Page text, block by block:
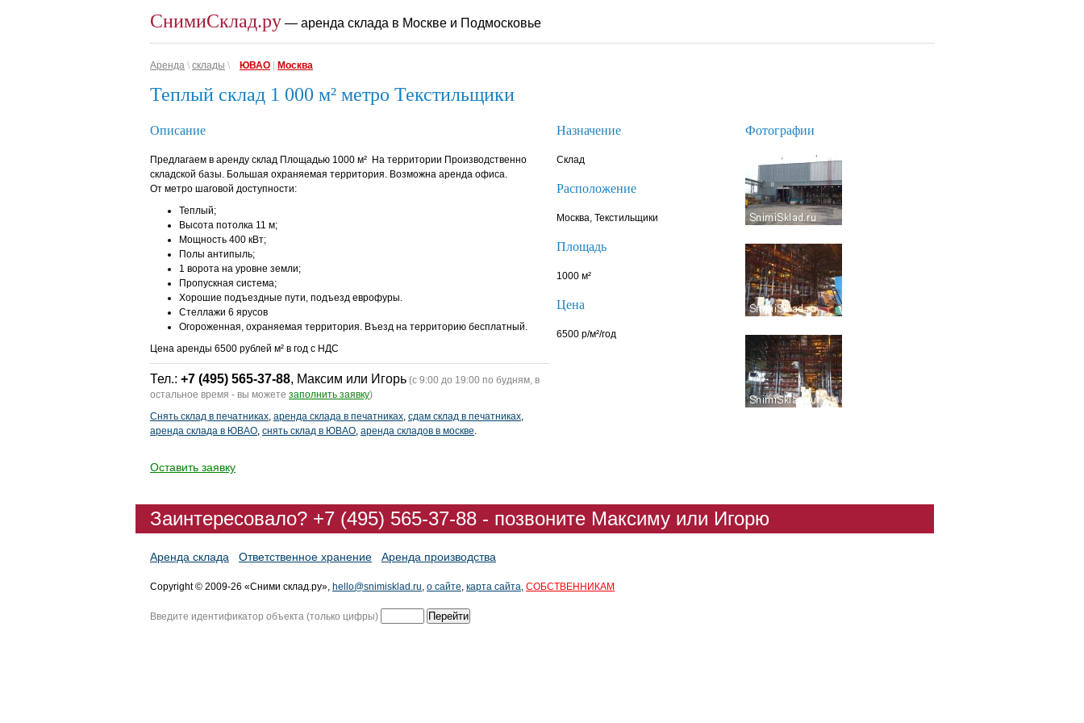
СнимиСклад.ру — аренда склада в Москве и Подмосковье
Аренда \ склады \ ЮВАО Москва
Теплый склад 1 000 м² метро Текстильщики
Описание
Предлагаем в аренду склад Площадью 1000 м² На территории Производственно
складской базы. Большая охраняемая территория. Возможна аренда офиса.
От метро шаговой доступности:
Теплый;
Высота потолка 11 м;
Мощность 400 кВт;
Полы антипыль;
1 ворота на уровне земли;
Пропускная система;
Хорошие подъездные пути, подъезд еврофуры.
Стеллажи 6 ярусов
Огороженная, охраняемая территория. Въезд на территорию бесплатный.
Цена аренды 6500 рублей м² в год с НДС
Тел.: +7 (495) 565-37-88, Максим или Игорь (с 9:00 до 19:00 по будням, в
остальное время - вы можете заполнить заявку)
Снять склад в печатниках, аренда склада в печатниках, сдам склад в печатниках,
аренда склада в ЮВАО, снять склад в ЮВАО, аренда складов в москве.
Оставить заявку
Назначение
Склад
Расположение
Москва, Текстильщики
Площадь
1000 м²
Цена
6500 р/м²/год
Фотографии
Заинтересовало? +7 (495) 565-37-88 - позвоните Максиму или Игорю
Аренда склада Ответственное хранение Аренда производства
Copyright © 2009-26 «Сними склад.ру», hello@snimisklad.ru, о сайте, карта сайта, СОБСТВЕННИКАМ
Введите идентификатор объекта (только цифры)